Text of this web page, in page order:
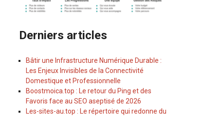
Derniers articles
Bâtir une Infrastructure Numérique Durable :
Les Enjeux Invisibles de la Connectivité
Domestique et Professionnelle
Boostmoica.top : Le retour du Ping et des
Favoris face au SEO aseptisé de 2026
Les-sites-au.top : Le répertoire qui redonne du